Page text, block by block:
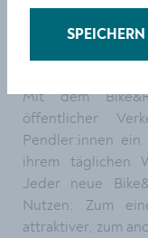
Wechsel von der
möglich zu
Stadt Krems jetzt
Möglichkeiten
Mit dem
öffentlicher
Pendler:innen
ihrem täglichen
Jeder neue
Nutzen: Zum
attraktiver, zum
SPEICHERN